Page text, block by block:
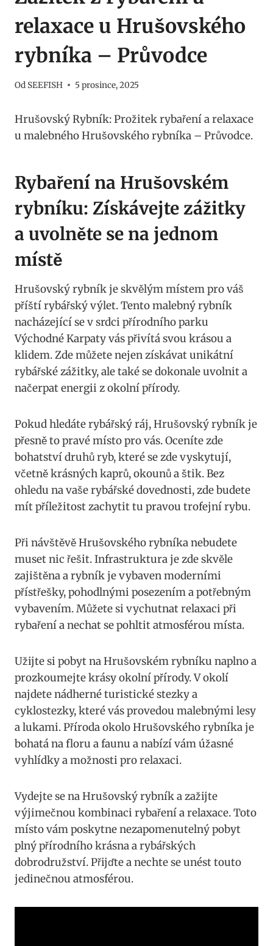
relaxace u Hrušovského
rybníka – Průvodce
Od SEEFISH 5 prosince, 2025
Hrušovský Rybník: Prožitek rybaření a relaxace
u malebného Hrušovského rybníka – Průvodce.
Rybaření na Hrušovském
rybníku: Získávejte zážitky
a uvolněte se na jednom
místě
Hrušovský rybník je skvělým místem pro váš
příští rybářský výlet. Tento malebný rybník
nacházející se v srdci přírodního parku
Východné Karpaty vás přivítá svou krásou a
klidem. Zde můžete nejen získávat unikátní
rybářské zážitky, ale také se dokonale uvolnit a
načerpat energii z okolní přírody.
Pokud hledáte rybářský ráj, Hrušovský rybník je
přesně to pravé místo pro vás. Oceníte zde
bohatství druhů ryb, které se zde vyskytují,
včetně krásných kaprů, okounů a štik. Bez
ohledu na vaše rybářské dovednosti, zde budete
mít příležitost zachytit tu pravou trofejní rybu.
Při návštěvě Hrušovského rybníka nebudete
muset nic řešit. Infrastruktura je zde skvěle
zajištěna a rybník je vybaven moderními
přístřešky, pohodlnými posezením a potřebným
vybavením. Můžete si vychutnat relaxaci při
rybaření a nechat se pohltit atmosférou místa.
Užijte si pobyt na Hrušovském rybníku naplno a
prozkoumejte krásy okolní přírody. V okolí
najdete nádherné turistické stezky a
cyklostezky, které vás provedou malebnými lesy
a lukami. Příroda okolo Hrušovského rybníka je
bohatá na floru a faunu a nabízí vám úžasné
vyhlídky a možnosti pro relaxaci.
Vydejte se na Hrušovský rybník a zažijte
výjimečnou kombinaci rybaření a relaxace. Toto
místo vám poskytne nezapomenutelný pobyt
plný přírodního krásna a rybářských
dobrodružství. Přijďte a nechte se unést touto
jedinečnou atmosférou.